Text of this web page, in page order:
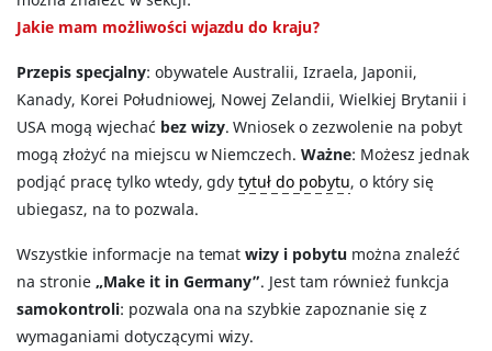
Jakie mam możliwości wjazdu do kraju?
Przepis specjalny: obywatele Australii, Izraela, Japonii,
Kanady, Korei Południowej, Nowej Zelandii, Wielkiej Brytanii i
USA mogą wjechać bez wizy. Wniosek o zezwolenie na pobyt
mogą złożyć na miejscu w Niemczech.Ważne: Możesz jednak
podjąć pracę tylko wtedy, gdytytuł do pobytu, o który się
ubiegasz, na to pozwala.
Wszystkie informacje na tematwizy i pobytu można znaleźć
na stronie „Make it in Germany”. Jest tam również funkcja
samokontroli: pozwala ona na szybkie zapoznanie się z
wymaganiami dotyczącymi wizy.